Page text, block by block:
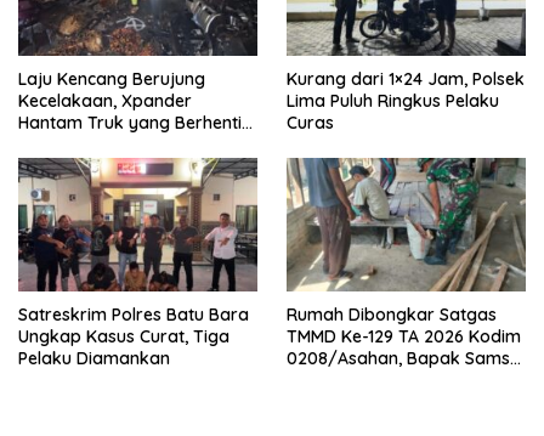
Laju Kencang Berujung
Kecelakaan, Xpander
Hantam Truk yang Berhenti
Kurang dari 1×24 Jam, Polsek
Lima Puluh Ringkus Pelaku
Curas
Satreskrim Polres Batu Bara
Ungkap Kasus Curat, Tiga
Pelaku Diamankan
Rumah Dibongkar Satgas
TMMD Ke-129 TA 2026 Kodim
0208/Asahan, Bapak Samsul